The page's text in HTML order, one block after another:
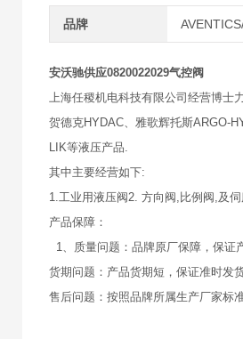
品牌
安沃驰供应0820022029气控阀
上海任稷机电科技有限公司经营博士
贺德克HYDAC、雅歌辉托斯ARGO-
LIK等液压产品.
其中主要经营如下:
1.工业用液压阀2. 方向阀,比例阀,及
产品保障：
1、质量问题：品牌原厂保障，保证
货期问题：产品货期短，保证准时发
售后问题：按照品牌所属生产厂家标